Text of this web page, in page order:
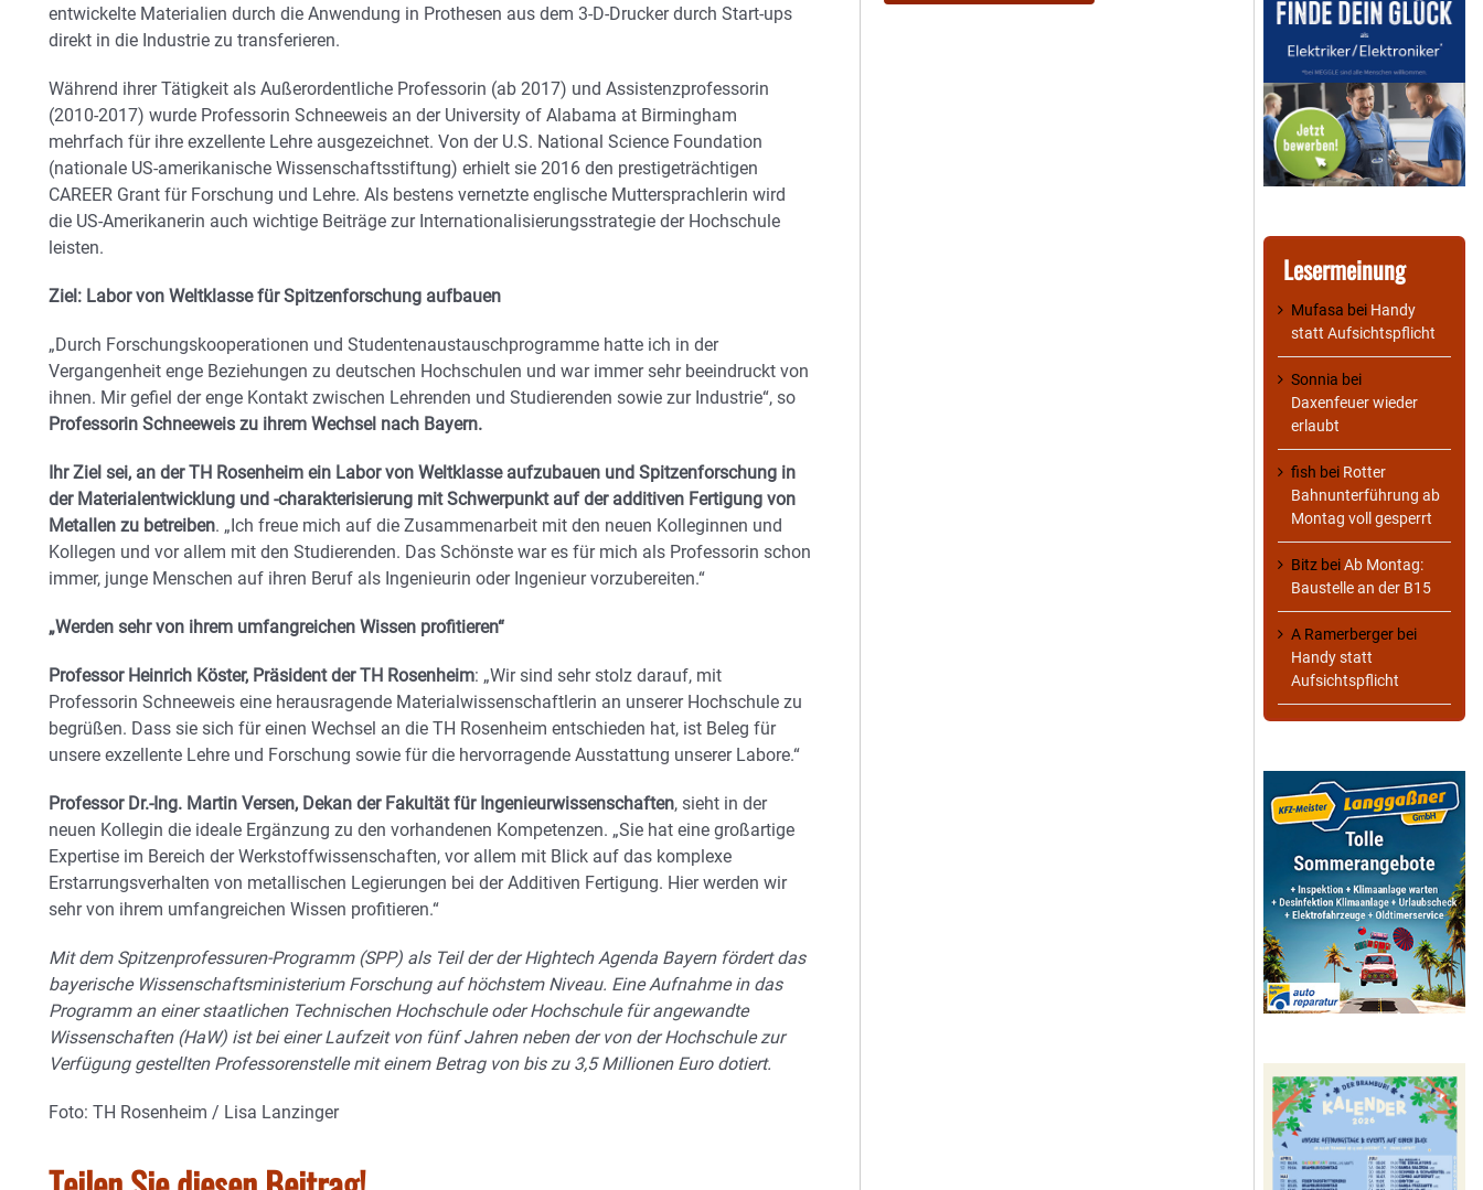
entwickelte Materialien durch die Anwendung in Prothesen aus dem 3-D-Drucker durch Start-ups
direkt in die Industrie zu transferieren.
Während ihrer Tätigkeit als Außerordentliche Professorin (ab 2017) und Assistenzprofessorin
(2010-2017) wurde Professorin Schneeweis an der University of Alabama at Birmingham
mehrfach für ihre exzellente Lehre ausgezeichnet. Von der U.S. National Science Foundation
(nationale US-amerikanische Wissenschaftsstiftung) erhielt sie 2016 den prestigeträchtigen
CAREER Grant für Forschung und Lehre. Als bestens vernetzte englische Muttersprachlerin wird
die US-Amerikanerin auch wichtige Beiträge zur Internationalisierungsstrategie der Hochschule
leisten.
Ziel: Labor von Weltklasse für Spitzenforschung aufbauen
„Durch Forschungskooperationen und Studentenaustauschprogramme hatte ich in der
Vergangenheit enge Beziehungen zu deutschen Hochschulen und war immer sehr beeindruckt von
ihnen. Mir gefiel der enge Kontakt zwischen Lehrenden und Studierenden sowie zur Industrie“, so
Professorin Schneeweis zu ihrem Wechsel nach Bayern.
Ihr Ziel sei, an der TH Rosenheim ein Labor von Weltklasse aufzubauen und Spitzenforschung in
der Materialentwicklung und -charakterisierung mit Schwerpunkt auf der additiven Fertigung von
Metallen zu betreiben. „Ich freue mich auf die Zusammenarbeit mit den neuen Kolleginnen und
Kollegen und vor allem mit den Studierenden. Das Schönste war es für mich als Professorin schon
immer, junge Menschen auf ihren Beruf als Ingenieurin oder Ingenieur vorzubereiten.“
„Werden sehr von ihrem umfangreichen Wissen profitieren“
Professor Heinrich Köster, Präsident der TH Rosenheim: „Wir sind sehr stolz darauf, mit
Professorin Schneeweis eine herausragende Materialwissenschaftlerin an unserer Hochschule zu
begrüßen. Dass sie sich für einen Wechsel an die TH Rosenheim entschieden hat, ist Beleg für
unsere exzellente Lehre und Forschung sowie für die hervorragende Ausstattung unserer Labore.“
Professor Dr.-Ing. Martin Versen, Dekan der Fakultät für Ingenieurwissenschaften, sieht in der
neuen Kollegin die ideale Ergänzung zu den vorhandenen Kompetenzen. „Sie hat eine großartige
Expertise im Bereich der Werkstoffwissenschaften, vor allem mit Blick auf das komplexe
Erstarrungsverhalten von metallischen Legierungen bei der Additiven Fertigung. Hier werden wir
sehr von ihrem umfangreichen Wissen profitieren.“
Mit dem Spitzenprofessuren-Programm (SPP) als Teil der der Hightech Agenda Bayern fördert das
bayerische Wissenschaftsministerium Forschung auf höchstem Niveau. Eine Aufnahme in das
Programm an einer staatlichen Technischen Hochschule oder Hochschule für angewandte
Wissenschaften (HaW) ist bei einer Laufzeit von fünf Jahren neben der von der Hochschule zur
Verfügung gestellten Professorenstelle mit einem Betrag von bis zu 3,5 Millionen Euro dotiert.
Foto: TH Rosenheim / Lisa Lanzinger
Lesermeinung
Mufasa bei Handy
statt Aufsichtspflicht
Sonnia bei
Daxenfeuer wieder
erlaubt
fish bei Rotter
Bahnunterführung ab
Montag voll gesperrt
Bitz beiAb Montag:
Baustelle an der B15
A Ramerberger bei
Handy statt
Aufsichtspflicht